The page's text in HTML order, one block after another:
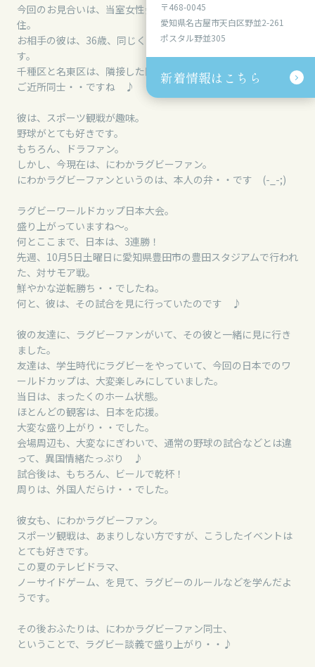
〒468-0045
愛知県名古屋市天白区野並2-261
ポスタル野並305
新着情報はこちら
〒468-0045
愛知県名古屋市天白区野並2-261
ポスタル野並305
新着情報はこちら
今回のお見合いは、当室女性会員、34歳、名古屋市千種区在
住。
お相手の彼は、36歳、同じく名古屋市は、名東区にお住まいで
す。
千種区と名東区は、隣接した区です。
ご近所同士・・ですね ♪
彼は、スポーツ観戦が趣味。
野球がとても好きです。
もちろん、ドラファン。
しかし、今現在は、にわかラグビーファン。
にわかラグビーファンというのは、本人の弁・・です (-_-;)
ラグビーワールドカップ日本大会。
盛り上がっていますね～。
何とここまで、日本は、3連勝！
先週、10月5日土曜日に愛知県豊田市の豊田スタジアムで行われ
た、対サモア戦。
鮮やかな逆転勝ち・・でしたね。
何と、彼は、その試合を見に行っていたのです ♪
彼の友達に、ラグビーファンがいて、その彼と一緒に見に行き
ました。
友達は、学生時代にラグビーをやっていて、今回の日本でのワ
ールドカップは、大変楽しみにしていました。
当日は、まったくのホーム状態。
ほとんどの観客は、日本を応援。
大変な盛り上がり・・でした。
会場周辺も、大変なにぎわいで、通常の野球の試合などとは違
って、異国情緒たっぷり ♪
試合後は、もちろん、ビールで乾杯！
周りは、外国人だらけ・・でした。
彼女も、にわかラグビーファン。
スポーツ観戦は、あまりしない方ですが、こうしたイベントは
とても好きです。
この夏のテレビドラマ、
ノーサイドゲーム、を見て、ラグビーのルールなどを学んだよ
うです。
その後おふたりは、にわかラグビーファン同士、
ということで、ラグビー談義で盛り上がり・・♪